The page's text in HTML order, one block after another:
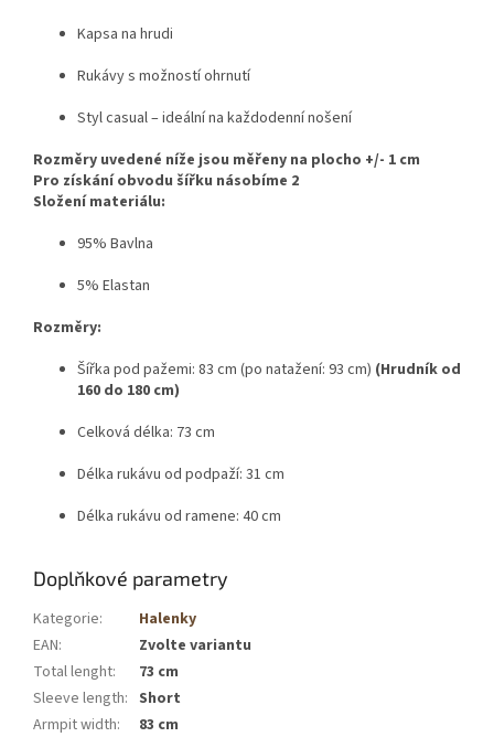
Kapsa na hrudi
Rukávy s možností ohrnutí
Styl casual – ideální na každodenní nošení
Rozměry uvedené níže jsou měřeny na plocho +/- 1 cm
Pro získání obvodu šířku násobíme 2
Složení materiálu:
95% Bavlna
5% Elastan
Rozměry:
Šířka pod pažemi: 83 cm (po natažení: 93 cm) (Hrudník od
160 do 180 cm)
Celková délka: 73 cm
Délka rukávu od podpaží: 31 cm
Délka rukávu od ramene: 40 cm
Doplňkové parametry
Kategorie:
Halenky
EAN:
Zvolte variantu
Total lenght:
73 cm
Sleeve length: Short
Armpit width:
83 cm